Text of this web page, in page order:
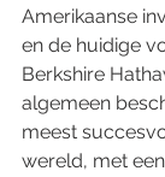
Amerikaanse
en de huidige
Berkshire
algemeen
meest
wereld, met